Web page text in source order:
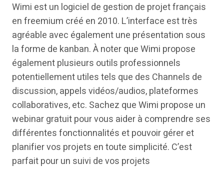
Wimi est un logiciel de gestion de projet français
en freemium créé en 2010. L’interface est très
agréable avec également une présentation sous
la forme de kanban. À noter que Wimi propose
également plusieurs outils professionnels
potentiellement utiles tels que des Channels de
discussion, appels vidéos/audios, plateformes
collaboratives, etc. Sachez que Wimi propose un
webinar gratuit pour vous aider à comprendre ses
différentes fonctionnalités et pouvoir gérer et
planifier vos projets en toute simplicité. C’est
parfait pour un suivi de vos projets